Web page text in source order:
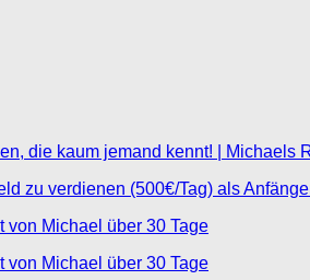
die kaum jemand kennt! | Michaels
zu verdienen (500€/Tag) als
von Michael über 30 Tage
von Michael über 30 Tage